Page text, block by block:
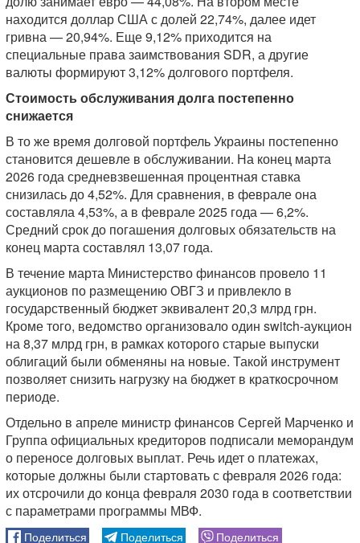
находится доллар США с долей 22,74%, далее идет
гривна — 20,94%. Еще 9,12% приходится на
специальные права заимствования SDR, а другие
валюты формируют 3,12% долгового портфеля.
Стоимость обслуживания долга постепенно
снижается
В то же время долговой портфель Украины постепенно
становится дешевле в обслуживании. На конец марта
2026 года средневзвешенная процентная ставка
снизилась до 4,52%. Для сравнения, в феврале она
составляла 4,53%, а в феврале 2025 года — 6,2%.
Средний срок до погашения долговых обязательств на
конец марта составлял 13,07 года.
В течение марта Министерство финансов провело 11
аукционов по размещению ОВГЗ и привлекло в
государственный бюджет эквивалент 20,3 млрд грн.
Кроме того, ведомство организовало один switch-аукцион
на 8,37 млрд грн, в рамках которого старые выпуски
облигаций были обменяны на новые. Такой инструмент
позволяет снизить нагрузку на бюджет в краткосрочном
периоде.
Отдельно в апреле министр финансов Сергей Марченко и
Группа официальных кредиторов подписали меморандум
о переносе долговых выплат. Речь идет о платежах,
которые должны были стартовать с февраля 2026 года:
их отсрочили до конца февраля 2030 года в соответствии
с параметрами программы МВФ.